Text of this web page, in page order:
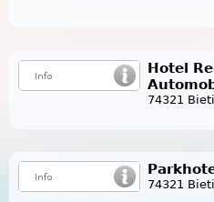
Hotel
74321
74321